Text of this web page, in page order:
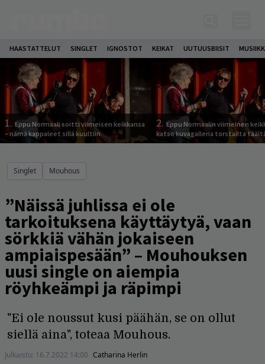
HAASTATTELUT SINGLET IGNOSTOT KEIKAT UUTUUSBIISIT
1. Eppu Normaali soitti viimeisen keikkansa
– nämä kappaleet sillä kuultiin
2. Eppu Normaalin viimeinen
katso kuvagalleria torstailta
Singlet Mouhous
”Näissä juhlissa ei ole
tarkoituksena käyttäytyä, vaan
sörkkiä vähän jokaiseen
ampiaispesään” – Mouhouksen
uusi single on aiempia
röyhkeämpi ja räpimpi
"Ei ole noussut kusi päähän, se on ollut
siellä aina", toteaa Mouhous.
Julkaistu: 16.7.2022 14:00 Catharina Herlin